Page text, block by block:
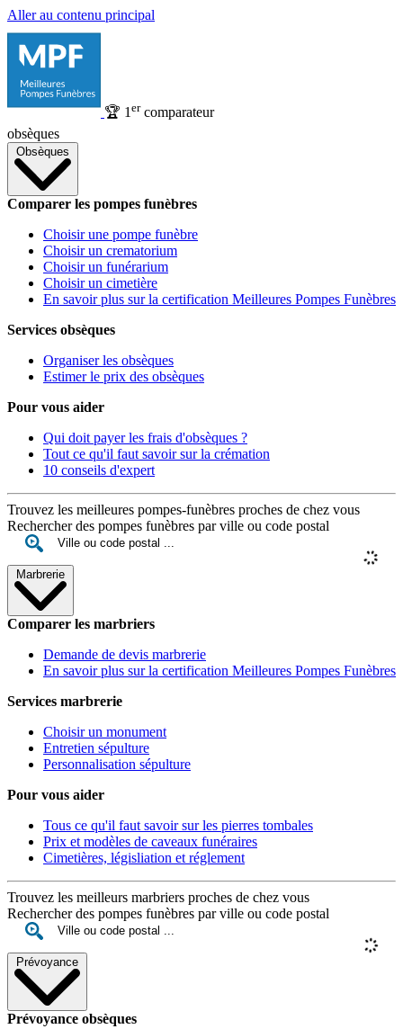
Aller au contenu principal
🏆 1 ercomparateur
obsèques
Obsèques
Comparer les pompes funèbres
Choisir une pompe funèbre
Choisir un crematorium
Choisir un funérarium
Choisir un cimetière
En savoir plus sur la certification Meilleures Pompes Funèbres
Services obsèques
Organiser les obsèques
Estimer le prix des obsèques
Pour vous aider
Qui doit payer les frais d'obsèques ?
Tout ce qu'il faut savoir sur la crémation
10 conseils d'expert
Trouvez les meilleures pompes-funèbres proches de chez vous
Rechercher des pompes funèbres par ville ou code postal
Marbrerie
Comparer les marbriers
Demande de devis marbrerie
En savoir plus sur la certification Meilleures Pompes Funèbres
Services marbrerie
Choisir un monument
Entretien sépulture
Personnalisation sépulture
Pour vous aider
Tous ce qu'il faut savoir sur les pierres tombales
Prix et modèles de caveaux funéraires
Cimetières, législiation et réglement
Trouvez les meilleurs marbriers proches de chez vous
Rechercher des pompes funèbres par ville ou code postal
Prévoyance
Prévoyance obsèques